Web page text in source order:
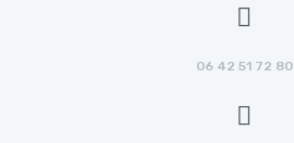
06 42 51 72 80